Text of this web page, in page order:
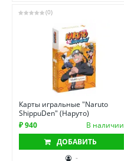
(0)
Карты игральные "Naruto
ShippuDen" (Наруто)
₽ 940
В наличии
ДОБАВИТЬ
-